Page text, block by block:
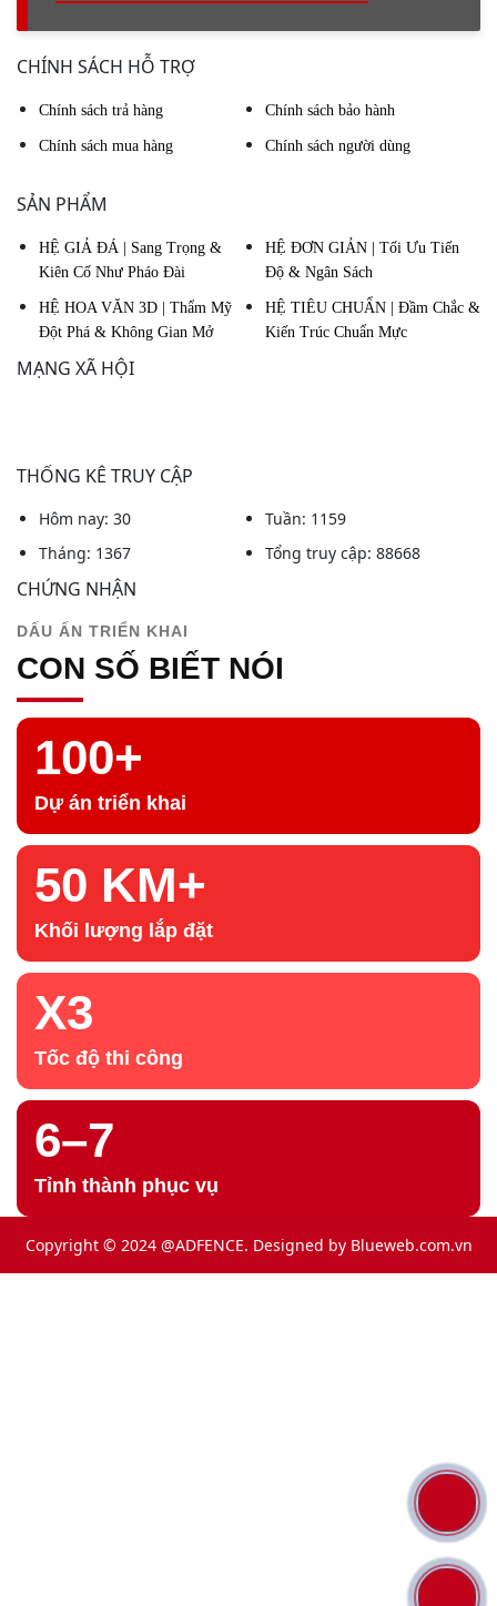
CHÍNH SÁCH HỖ TRỢ
Chính sách trả hàng Chính sách bảo hành
Chính sách mua hàng Chính sách người dùng
SẢN PHẨM
HỆ GIẢ ĐÁ | Sang Trọng &
Kiên Cố Như Pháo Đài
HỆ ĐƠN GIẢN | Tối Ưu Tiến
Độ & Ngân Sách
HỆ HOA VĂN 3D | Thẩm Mỹ
Đột Phá & Không Gian Mở
HỆ TIÊU CHUẨN | Đầm Chắc &
Kiến Trúc Chuẩn Mực
MẠNG XÃ HỘI
THỐNG KÊ TRUY CẬP
Hôm nay: 30
Tuần: 1159
Tháng: 1367
Tổng truy cập: 88668
CHỨNG NHẬN
DẤU ẤN TRIỂN KHAI
CON SỐ BIẾT NÓI
100+
Dự án triển khai
50 KM+
Khối lượng lắp đặt
X3
Tốc độ thi công
6–7
Tỉnh thành phục vụ
Copyright © 2024 @ADFENCE. Designed by Blueweb.com.vn